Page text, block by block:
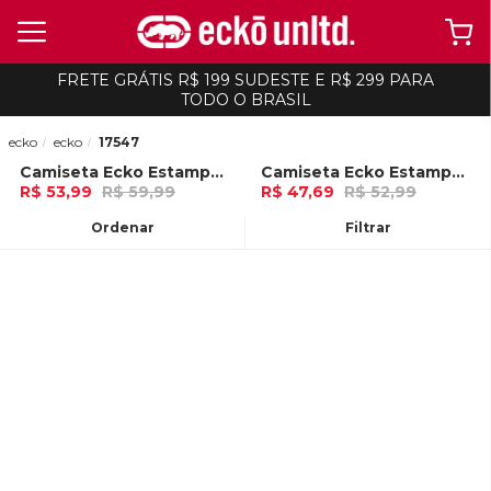
FRETE GRÁTIS R$ 199 SUDESTE E R$ 299 PARA
TODO O BRASIL
Ordenar Filtrar
ecko ecko 17547
-10%
Camiseta Ecko Estampada Vermelha
R$ 53,99 R$ 59,99
-10%
Camiseta Ecko Estampada Areia
R$ 47,69 R$ 52,99